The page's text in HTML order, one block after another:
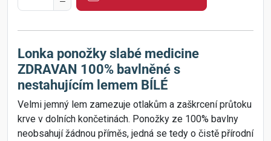
Lonka ponožky slabé medicine
ZDRAVAN 100% bavlněné s
nestahujícím lemem BÍLÉ
Velmi jemný lem zamezuje otlakům a zaškrcení průtoku
krve v dolních končetinách. Ponožky ze 100% bavlny
neobsahují žádnou příměs, jedná se tedy o čistě přírodní